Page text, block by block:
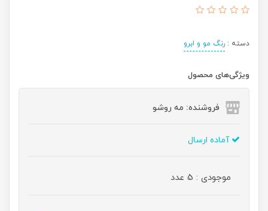
دسته : رنگ مو و ابرو
ویژگی‌های محصول
فروشنده: مه رو‌شو
آماده ارسال
موجودی : 5 عدد